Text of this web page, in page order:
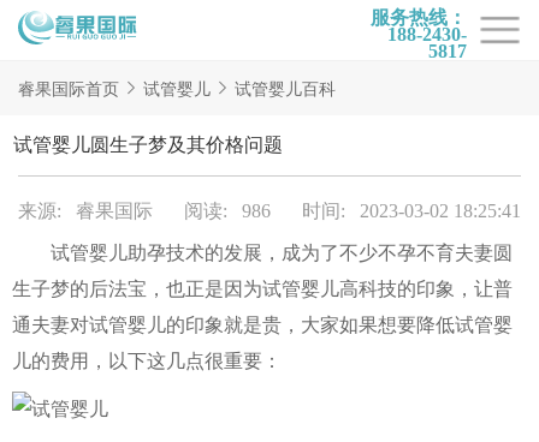
服务热线：
188-2430-
5817
首页
试管项目
试管百科
试管医院
睿果国际
睿果国际首页 试管婴儿 试管婴儿百科
试管婴儿圆生子梦及其价格问题
来源: 睿果国际 阅读: 986 时间: 2023-03-02 18:25:41
试管婴儿助孕技术的发展，成为了不少不孕不育夫妻圆
生子梦的后法宝，也正是因为试管婴儿高科技的印象，让普
通夫妻对试管婴儿的印象就是贵，大家如果想要降低试管婴
儿的费用，以下这几点很重要：